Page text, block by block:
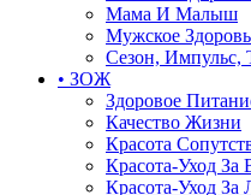
Мама И Малыш
Мужское
Сезон, Импульс,
• ЗОЖ
Здоровое
Качество Жизни
Красота
Красота-Уход За
Красота-Уход За